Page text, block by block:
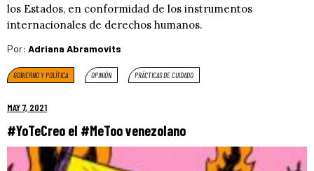
los Estados, en conformidad de los instrumentos
internacionales de derechos humanos.
Por: Adriana Abramovits
GOBIERNO Y POLÍTICA OPINIÓN PRÁCTICAS DE CUIDADO
MAY 7, 2021
#YoTeCreo el #MeToo venezolano